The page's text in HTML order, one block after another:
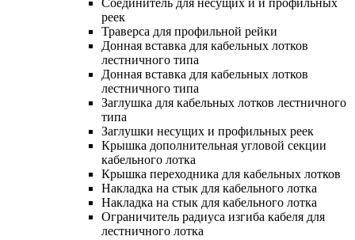
реек
Траверса для профильной рейки
Донная вставка для кабельных лотков
лестничного типа
Донная вставка для кабельных лотков
лестничного типа
Заглушка для кабельных лотков лестничного
типа
Заглушки несущих и профильных реек
Крышка дополнительная угловой секции
кабельного лотка
Крышка переходника для кабельных лотков
Накладка на стык для кабельного лотка
Накладка на стык для кабельного лотка
Ограничитель радиуса изгиба кабеля для
лестничного лотка